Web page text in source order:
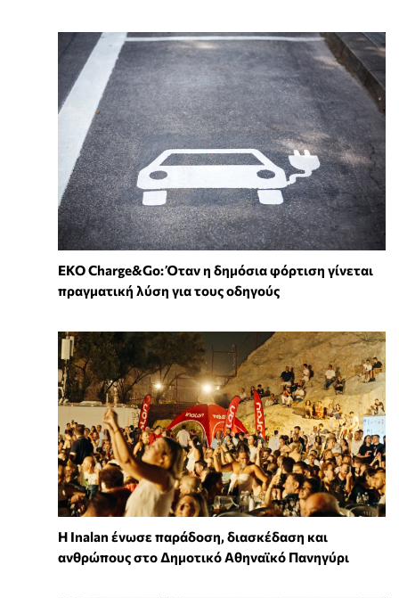
EKO Charge&Go: Όταν η δημόσια φόρτιση γίνεται
πραγματική λύση για τους οδηγούς
Η Inalan ένωσε παράδοση, διασκέδαση και
ανθρώπους στο Δημοτικό Αθηναϊκό Πανηγύρι